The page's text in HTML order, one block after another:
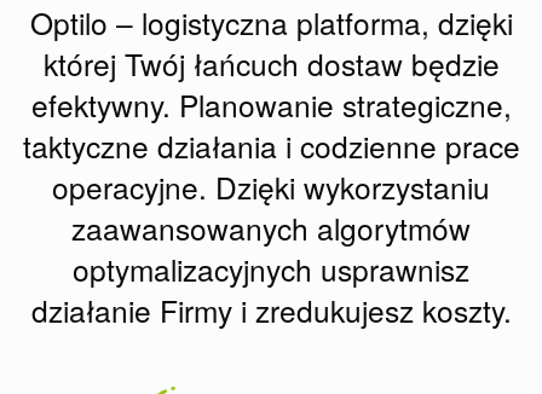
Optilo – logistyczna platforma, dzięki
której Twój łańcuch dostaw będzie
efektywny. Planowanie strategiczne,
taktyczne działania i codzienne prace
operacyjne. Dzięki wykorzystaniu
zaawansowanych algorytmów
optymalizacyjnych usprawnisz
działanie Firmy i zredukujesz koszty.